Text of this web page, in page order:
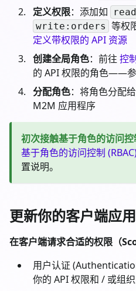
定义权限：添加如
write:orders 等权
定义带权限的 API 资源
创建全局角色：前往 控
的 API 权限的角色——
分配角色：将角色分配
M2M 应用程序
初次接触基于角色的访问控
基于角色的访问控制
置说明。
更新你的客户端应用
在客户端请求合适的权限（
用户认证
你的 API 权限和 / 或组